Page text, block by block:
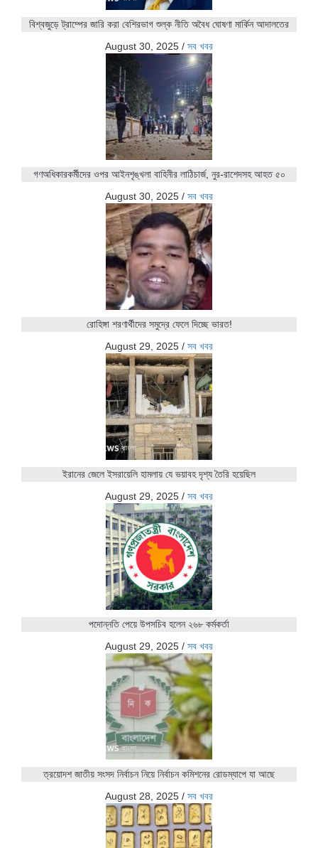
বিশ্বজুড়ে ট্রাম্পের জারি করা বেশিরভাগ শুল্ক নীতি অবৈধ ঘোষণা মার্কিন আদালতের
August 30, 2025 / সব খবর
গণঅধিকারকর্মীদের ওপর আইনশৃঙ্খলা বাহিনীর লাঠিচার্জ, নুর-রাশেদসহ আহত ৫০
August 30, 2025 / সব খবর
রোহিঙ্গা শরণার্থীদের সমুদ্রে ফেলে দিচ্ছে ভারত!
August 29, 2025 / সব খবর
ইরানের জেলে ইসরায়েলি হামলায় যে ভয়াবহ দৃশ্য তৈরি হয়েছিল
August 29, 2025 / সব খবর
পদোন্নতি পেয়ে উপসচিব হলেন ২৬৮ কর্মকর্তা
August 29, 2025 / সব খবর
ত্রয়োদশ জাতীয় সংসদ নির্বাচন নিয়ে নির্বাচন কমিশনের রোডম্যাপে যা আছে
August 28, 2025 / সব খবর